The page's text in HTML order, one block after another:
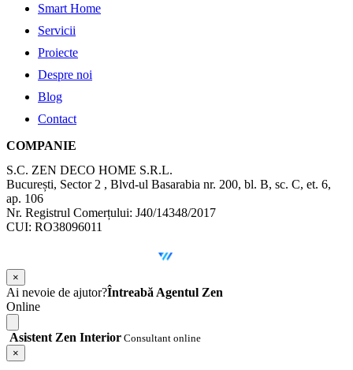
Smart Home
Servicii
Proiecte
Despre noi
Blog
Contact
COMPANIE
S.C. ZEN DECO HOME S.R.L.
București, Sector 2 , Blvd-ul Basarabia nr. 200, bl. B, sc. C, et. 6,
ap. 106
Nr. Registrul Comerțului: J40/14348/2017
CUI: RO38096011
×
Ai nevoie de ajutor?Întreabă Agentul Zen
Online
Asistent Zen Interior Consultant online
×